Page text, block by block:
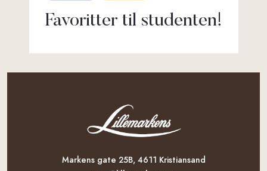
Favoritter til studenten!
Markens gate 25B, 4611 Kristiansand